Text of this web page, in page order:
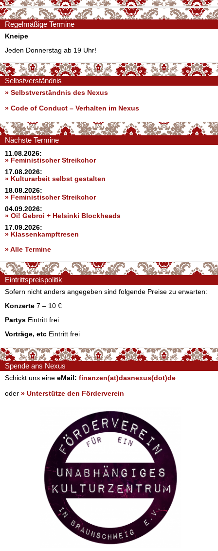
Regelmäßige Termine
Kneipe
Jeden Donnerstag ab 19 Uhr!
Selbstverständnis
» Selbstverständnis des Nexus
» Code of Conduct – Verhalten im Nexus
Nächste Termine
11.08.2026:
» Feministischer Streikchor
17.08.2026:
» Kulturarbeit selbst gestalten
18.08.2026:
» Feministischer Streikchor
04.09.2026:
» Oi! Gebroi + Helsinki Blockheads
17.09.2026:
» Klassenkampftresen
» Alle Termine
Eintrittspreispolitik
Sofern nicht anders angegeben sind folgende Preise zu erwarten:
Konzerte 7 – 10 €
Partys Eintritt frei
Vorträge, etc Eintritt frei
Spende ans Nexus
Schickt uns eine eMail: finanzen(at)dasnexus(dot)de
oder » Unterstütze den Förderverein